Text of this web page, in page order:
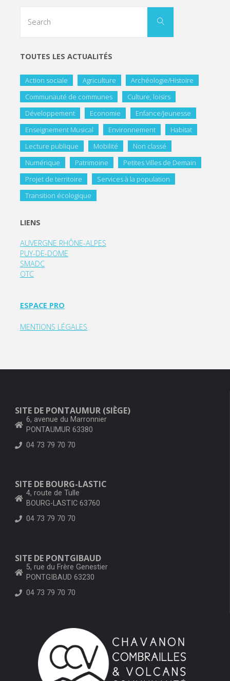
TOUTES LES ACTUALITÉS
Action sociale Agriculture
Archéologie/Histoire
Communauté de communes
Culture, loisirs
Développement
Economie
Enfance/Jeunesse
Enseignement Musical
Environnement
Habitat
Lecture publique
Mobilité
Non classé
Numérique
Patrimoine
Petites Villes de Demain
Projet de territoire
Services à la population
Transition écologique
LIENS
AUVERGNE RHÔNE-ALPES
PUY-DE-DOME
SMADC
OTC
ESPACE PRO
MENTIONS LÉGALES
SITE DE PONTAUMUR (SIÈGE)
6, avenue du Marronnier
PONTAUMUR 63380
04 73 79 70 70
SITE DE BOURG-LASTIC
4, route de Tulle
BOURG-LASTIC 63760
04 73 79 70 70
SITE DE PONTGIBAUD
5, rue du Frère Genestier
PONTGIBAUD 63230
04 73 79 70 70